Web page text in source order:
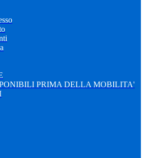
PRIMA DELLA MOBILITA'